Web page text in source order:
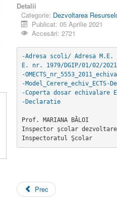
Detalii
Categorie: Dezvoltarea
Publicat: 05 Aprilie 2021
Accesări: 2721
-Adresa scoli/ Adresa M.E.
E. nr. 1979/DGIP/01/02/2021
-
-Model_Cerere_echiv_ECTS-
-Coperta dosar echivalare
-Declaratie
Prof. MARIANA BĂLOI
Inspector şcolar
Inspectoratul Şcolar
Prec